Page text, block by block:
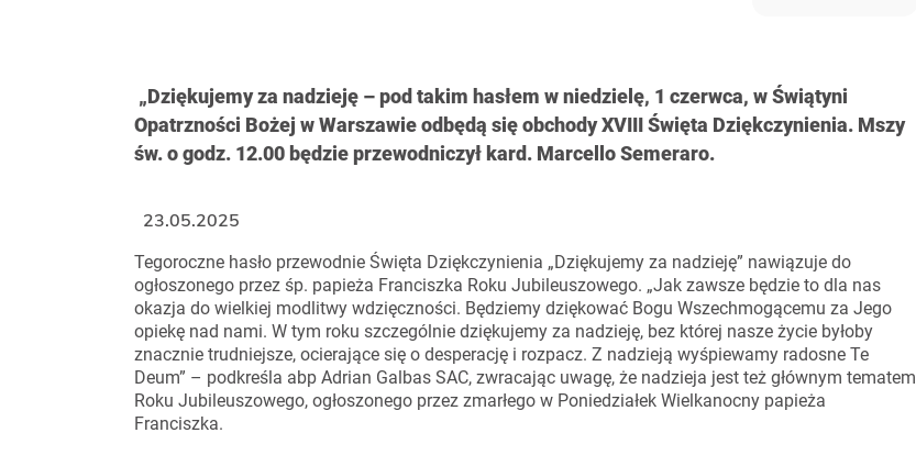
„Dziękujemy za nadzieję – pod takim hasłem w niedzielę, 1 czerwca, w Świątyni
Opatrzności Bożej w Warszawie odbędą się obchody XVIII Święta Dziękczynienia. Mszy
św. o godz. 12.00 będzie przewodniczył kard. Marcello Semeraro.
Tegoroczne hasło przewodnie Święta Dziękczynienia „Dziękujemy za nadzieję” nawiązuje do
ogłoszonego przez śp. papieża Franciszka Roku Jubileuszowego. „Jak zawsze będzie to dla nas
okazja do wielkiej modlitwy wdzięczności. Będziemy dziękować Bogu Wszechmogącemu za Jego
opiekę nad nami. W tym roku szczególnie dziękujemy za nadzieję, bez której nasze życie byłoby
znacznie trudniejsze, ocierające się o desperację i rozpacz. Z nadzieją wyśpiewamy radosne Te
Deum” – podkreśla abp Adrian Galbas SAC, zwracając uwagę, że nadzieja jest też głównym tematem
Roku Jubileuszowego, ogłoszonego przez zmarłego w Poniedziałek Wielkanocny papieża
Franciszka.
23.05.2025